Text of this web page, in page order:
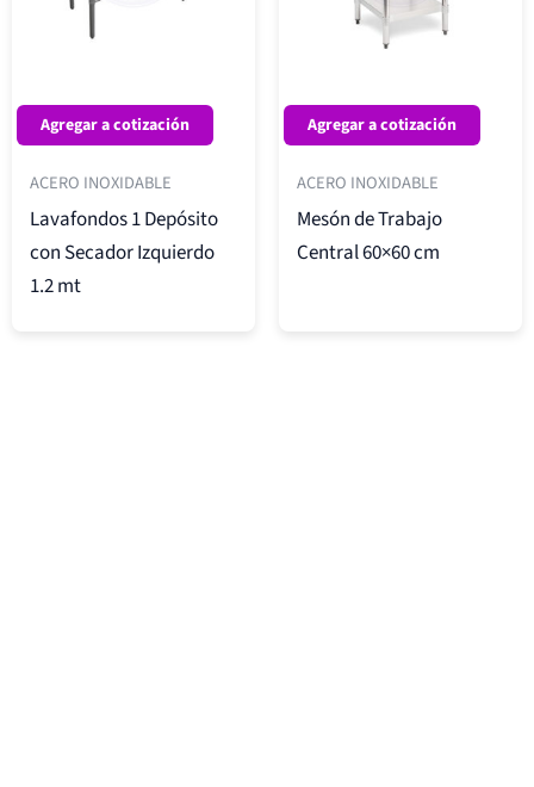
Agregar a cotización
ACERO INOXIDABLE
Lavafondos 1 Depósito
con Secador Izquierdo
1.2 mt
Agregar a cotización
ACERO INOXIDABLE
Mesón de Trabajo
Central 60×60 cm